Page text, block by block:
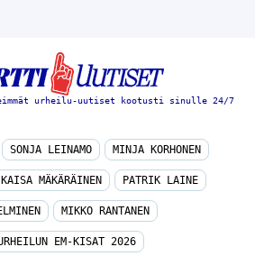
urheilu-uutiset kootusti sinulle 24/7
SONJA LEINAMO MINJA KORHONEN
KAISA MÄKÄRÄINEN PATRIK LAINE
MIKKO RANTANEN
EM-KISAT 2026